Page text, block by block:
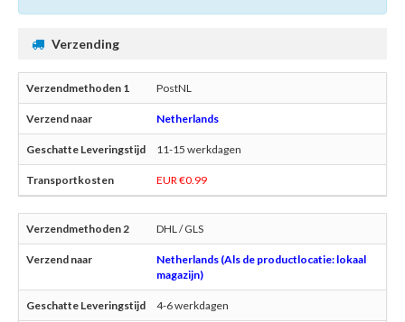
Verzending
PostNL
Netherlands
11-15 werkdagen
EUR €0.99
DHL / GLS
Netherlands (Als de productlocatie: lokaal
magazijn)
4-6 werkdagen